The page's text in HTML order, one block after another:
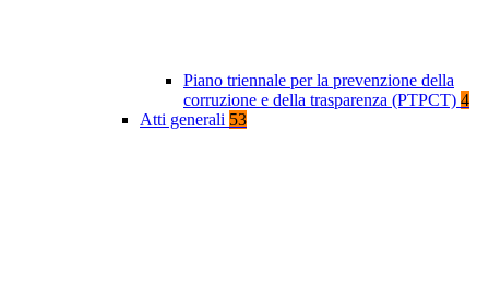
Piano triennale per la prevenzione della
corruzione e della trasparenza (PTPCT) 4
Atti generali 53